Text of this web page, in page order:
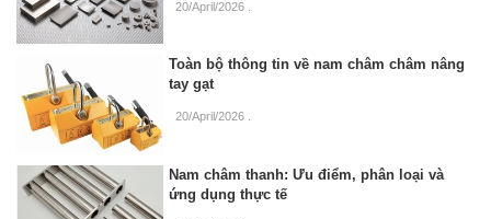
20/April/2026 .
Toàn bộ thông tin về nam châm châm nâng
tay gạt
20/April/2026
Nam châm thanh: Ưu điểm, phân loại và
ứng dụng thực tế